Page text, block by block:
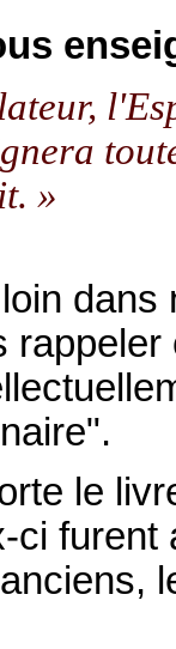
»
le
ci